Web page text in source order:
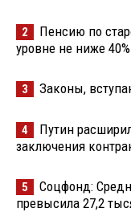
2
Пенсию по
уровне не ниже
3 Законы,
4
Путин
заключения
5
Соцфонд:
превысила 27,2